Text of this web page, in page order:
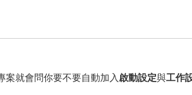
就會問你要不要自動加入啟動設定與工作